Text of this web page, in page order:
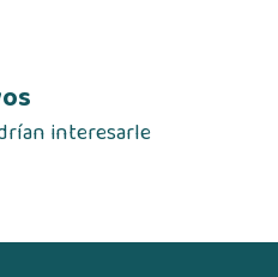
interesarle